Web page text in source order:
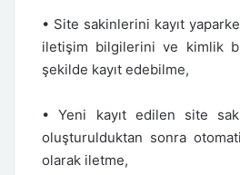
• Site sakinlerini kayıt
iletişim bilgilerini ve kimlik
şekilde kayıt edebilme,
• Yeni kayıt edilen site
oluşturulduktan sonra
olarak iletme,